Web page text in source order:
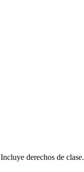
derechos de clase.